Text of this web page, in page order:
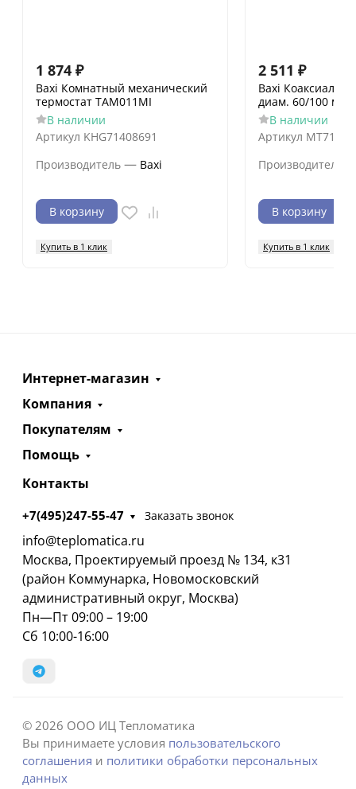
1 874 ₽
Baxi Комнатный механический
термостат TAM011MI
В наличии
Артикул KHG71408691
Производитель — Baxi
В корзину
Купить в 1 клик
2 511 ₽
Baxi
диам. 60/100 мм,
В наличии
Артикул
Производитель
В корзину
Купить в 1 клик
Интернет-магазин
Компания
Покупателям
Помощь
Контакты
+7(495)247-55-47 Заказать звонок
info@teplomatica.ru
Москва, Проектируемый проезд № 134, к31
(район Коммунарка, Новомосковский
административный округ, Москва)
Пн—Пт 09:00 – 19:00
Сб 10:00-16:00
© 2026 ООО ИЦ Тепломатика
Вы принимаете условия пользовательского
соглашения и политики обработки персональных
данных